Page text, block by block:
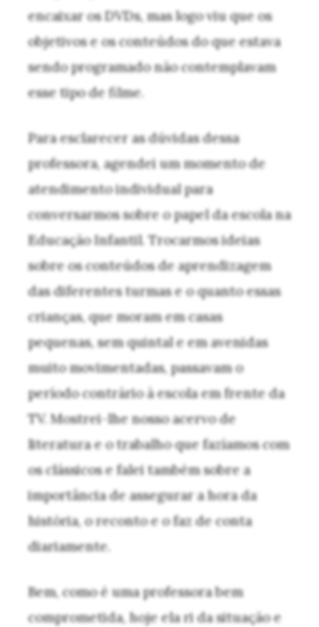
encaixar os DVDs, mas logo viu que os
objetivos e os conteúdos do que estava
sendo programado não contemplavam
esse tipo de filme.
Para esclarecer as dúvidas dessa
professora, agendei um momento de
atendimento individual para
conversarmos sobre o papel da escola na
Educação Infantil. Trocarmos ideias
sobre os conteúdos de aprendizagem
das diferentes turmas e o quanto essas
crianças, que moram em casas
pequenas, sem quintal e em avenidas
muito movimentadas, passavam o
período contrário à escola em frente da
TV. Mostrei-lhe nosso acervo de
literatura e o trabalho que fazíamos com
os clássicos e falei também sobre a
importância de assegurar a hora da
história, o reconto e o faz de conta
diariamente.
Bem, como é uma professora bem
comprometida, hoje ela ri da situação e